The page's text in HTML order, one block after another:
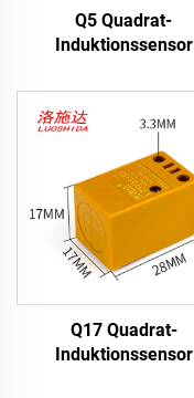
Q5 Quadrat-
Induktionssensor
Q17 Quadrat-
Induktionssensor